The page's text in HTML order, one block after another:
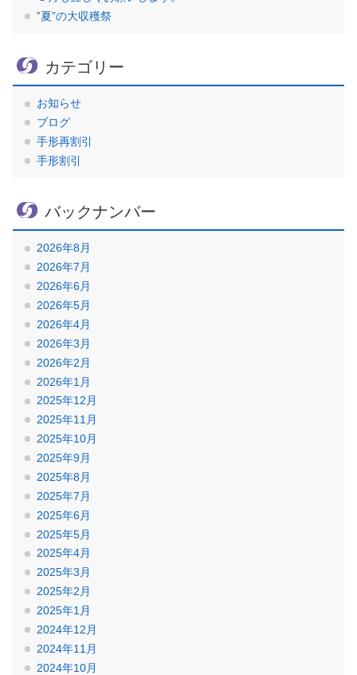
‟夏”の大収穫祭
カテゴリー
お知らせ
ブログ
手形再割引
手形割引
バックナンバー
2026年8月
2026年7月
2026年6月
2026年5月
2026年4月
2026年3月
2026年2月
2026年1月
2025年12月
2025年11月
2025年10月
2025年9月
2025年8月
2025年7月
2025年6月
2025年5月
2025年4月
2025年3月
2025年2月
2025年1月
2024年12月
2024年11月
2024年10月